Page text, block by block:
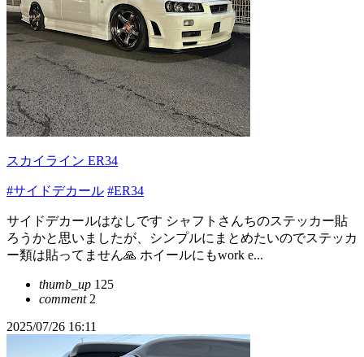
スカイライン ER34
#サイドデカール #ER34
サイドデカールはなしです シャフトさんちのステッカー貼
ろうかと思いましたが、シンプルにまとめたいのでステッカ
ー類は貼ってません🙏 ホイールにもwork e...
thumb_up 125
comment2
2025/07/26 16:11